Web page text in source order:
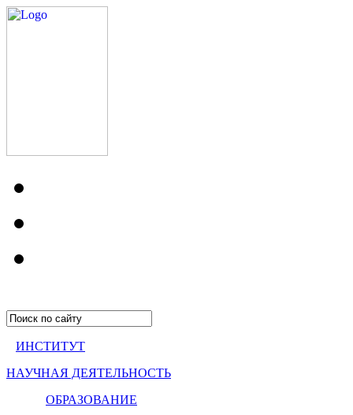
ИНСТИТУТ
НАУЧНАЯ ДЕЯТЕЛЬНОСТЬ
ОБРАЗОВАНИЕ